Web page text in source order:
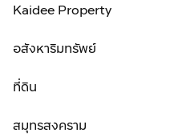
Kaidee Property
อสังหาริมทรัพย์
ที่ดิน
สมุทรสงคราม